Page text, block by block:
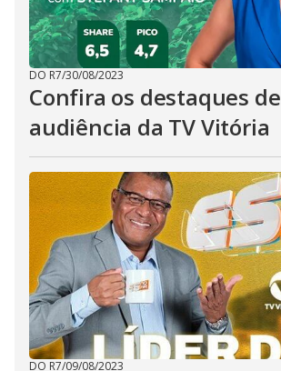
DO R7/30/08/2023
Confira os destaques de
audiência da TV Vitória
DO R7/09/08/2023